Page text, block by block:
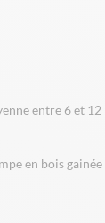
entre 6 et 12
en bois